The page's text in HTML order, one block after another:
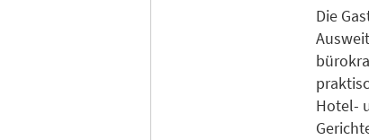
Die
Hotel-